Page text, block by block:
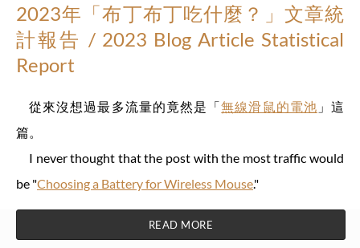
2023年「布丁布丁吃什麼？」文章統
計報告 / 2023 Blog Article Statistical
Report
從來沒想過最多流量的竟然是「無線滑鼠的電池 」這
篇。
I never thought that the post with the most traffic would
be "Choosing a Battery for Wireless Mouse."
READ MORE